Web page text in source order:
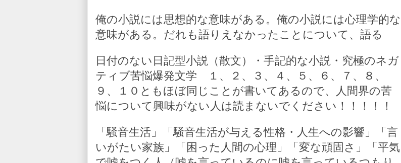
俺の小説には思想的な意味がある。俺の小説には心理学的な
意味がある。だれも語りえなかったことについて、語る
日付のない日記型小説（散文）・手記的な小説・究極のネガ
ティブ苦悩爆発文学 １、２、３、４、５、６、７、８、
９、１０ともほぼ同じことが書いてあるので、人間界の苦
悩について興味がない人は読まないでください！！！！！
「騒音生活」「騒音生活が与える性格・人生への影響」「言
いがたい家族」「困った人間の心理」「変な頑固さ」「平気